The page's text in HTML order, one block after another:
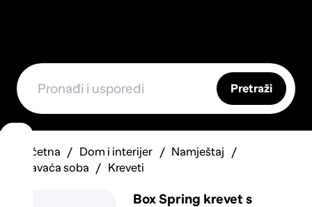
Pretraži
Početna Dom i interijer
Namještaj
Spavaća soba
Kreveti
Box Spring krevet s